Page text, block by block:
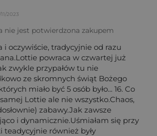
2023
nie jest potwierdzona zakupem
i oczywiście, tradycyjnie od razu
powraca w czwartej już
zwykle przypałów tu nie
ze skromnych świąt Bożego
miało być 5 osób było... 16. Co
Lottie ale nie wszystko.Chaos,
zabawy.Jak zawsze
i dynamicznie.Uśmiałam się przy
teadycyjnie również były